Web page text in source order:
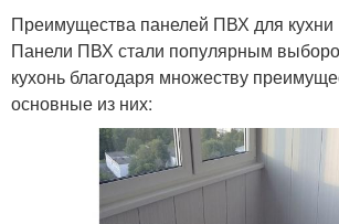
Преимущества панелей ПВХ для кухни
Панели ПВХ стали популярным
кухонь благодаря множеству
основные из них: